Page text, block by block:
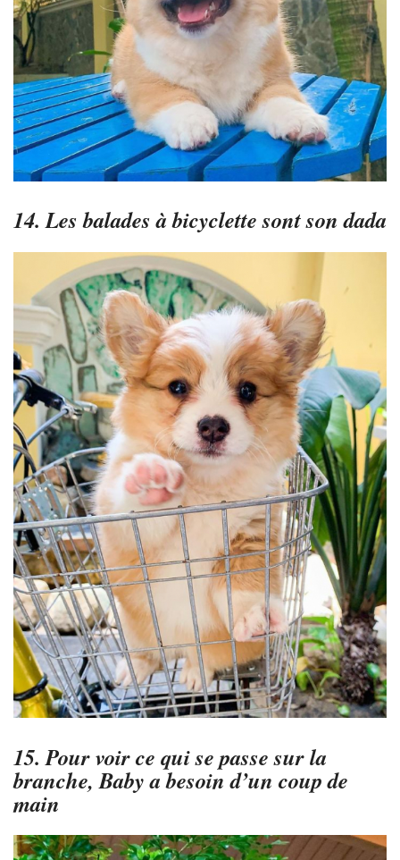
14. Les balades à bicyclette sont son dada
15. Pour voir ce qui se passe sur la
branche, Baby a besoin d’un coup de
main